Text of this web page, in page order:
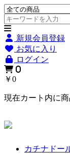
新規会員登録
お気に入り
ログイン
0
￥0
現在カート内に商
カチナドー